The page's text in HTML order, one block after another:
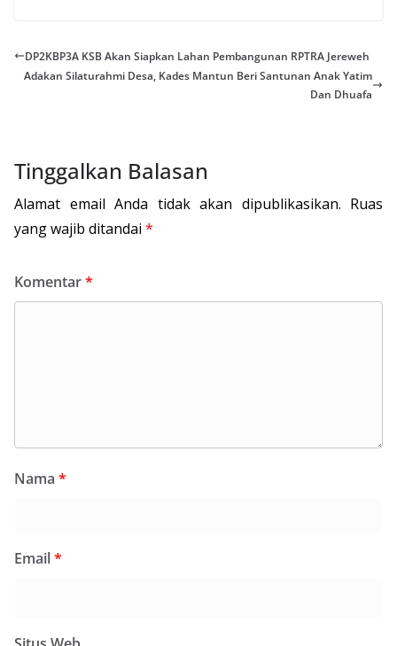
DP2KBP3A KSB Akan Siapkan Lahan Pembangunan RPTRA Jereweh
Adakan Silaturahmi Desa, Kades Mantun Beri Santunan Anak Yatim
Dan Dhuafa
Tinggalkan Balasan
Alamat email Anda tidak akan dipublikasikan. Ruas
yang wajib ditandai *
Komentar*
Nama *
Email*